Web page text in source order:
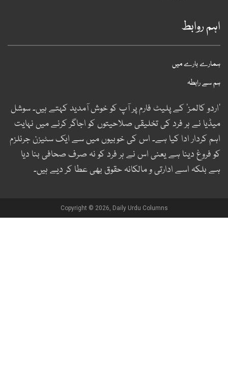
روابط
بارے میں
سے رابطہ
کالمز‘ کے پلیٹ فارم پر آپ کو خوش آمدید کہتے ہیں۔ سوشل
نے ہر فرد کی تخلیقی صلاحیتوں کو اجاگر کرنے میں نہایت
کردار ادا کیا ہے۔ اس کی خوبیوں میں سے ایک سٹیزن جرنلزم
فروغ دینا ہے یعنی اس نے ہر فرد کو نہ صرف صحافی بنا دیا
بلکہ اسے ادارتی و مالکانہ حقوق بھی عطا کر دیے ہیں۔
Copyright © 2026, Daily Urdu Columns